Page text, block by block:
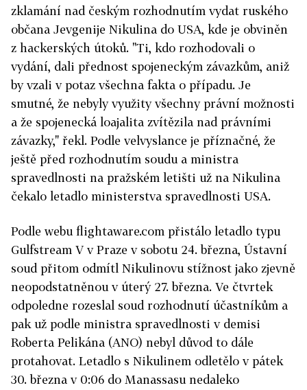
zklamání nad českým rozhodnutím vydat ruského
občana Jevgenije Nikulina do USA, kde je obviněn
z hackerských útoků. "Ti, kdo rozhodovali o
vydání, dali přednost spojeneckým závazkům, aniž
by vzali v potaz všechna fakta o případu. Je
smutné, že nebyly využity všechny právní možnosti
a že spojenecká loajalita zvítězila nad právními
závazky," řekl. Podle velvyslance je příznačné, že
ještě před rozhodnutím soudu a ministra
spravedlnosti na pražském letišti už na Nikulina
čekalo letadlo ministerstva spravedlnosti USA.
Podle webu flightaware.com přistálo letadlo typu
Gulfstream V v Praze v sobotu 24. března, Ústavní
soud přitom odmítl Nikulinovu stížnost jako zjevně
neopodstatněnou v úterý 27. března. Ve čtvrtek
odpoledne rozeslal soud rozhodnutí účastníkům a
pak už podle ministra spravedlnosti v demisi
Roberta Pelikána (ANO) nebyl důvod to dále
protahovat. Letadlo s Nikulinem odletělo v pátek
30. března v 0:06 do Manassasu nedaleko